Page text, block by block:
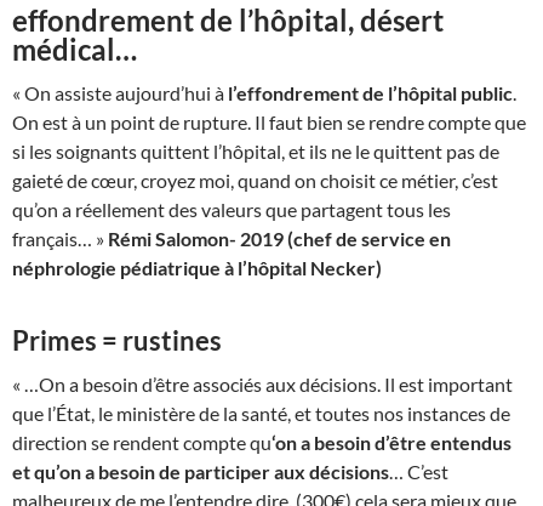
effondrement de l’hôpital, désert
médical…
« On assiste aujourd’hui à l’effondrement de l’hôpital public
On est à un point de rupture. Il faut bien se rendre compte que
si les soignants quittent l’hôpital, et ils ne le quittent pas de
gaieté de cœur, croyez moi, quand on choisit ce métier, c’est
qu’on a réellement des valeurs que partagent tous les
français… » Rémi Salomon- 2019 (chef de service en
néphrologie pédiatrique à l’hôpital Necker)
Primes = rustines
« …On a besoin d’être associés aux décisions. Il est important
que l’État, le ministère de la santé, et toutes nos instances de
direction se rendent compte qu‘on a besoin d’être entendus
et qu’on a besoin de participer aux décisions … C’est
malheureux de me l’entendre dire, (300€) cela sera mieux que